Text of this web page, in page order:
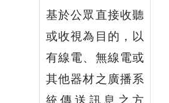
基於公眾直接收聽
或收視為目的，以
有線電、無線電或
其他器材之廣播系
統傳送訊息之方